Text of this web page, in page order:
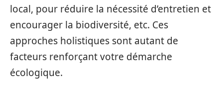
local, pour réduire la nécessité d’entretien et
encourager la biodiversité, etc. Ces
approches holistiques sont autant de
facteurs renforçant votre démarche
écologique.